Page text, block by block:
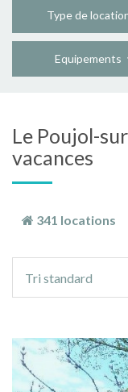
Type de
Equipements
Le Poujol-
vacances
341 locations
tri
Tri standard